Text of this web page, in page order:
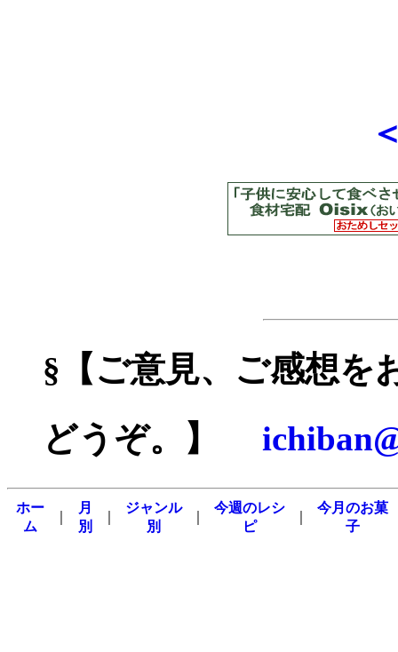
§ 【ご意見、ご感想
どうぞ。】
ホー
ム
月
別
ジャンル
別
今週のレシ
ピ
今月のお菓
子